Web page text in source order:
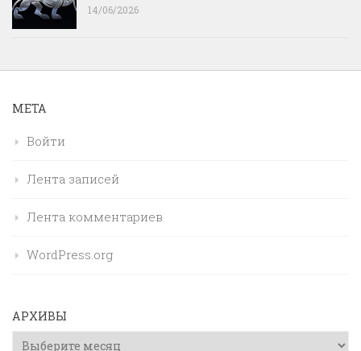
14/06/2026
МЕТА
Войти
Лента записей
Лента комментариев
WordPress.org
АРХИВЫ
Архивы